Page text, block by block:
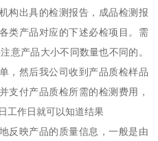
构出具的检测报告，成品检测报
类产品对应的下述必检项目。需
意产品大小不同数量也不同的。
，然后我公司收到产品质检样品
支付产品质检所需的检测费用，
工作日就可以知道结果
反映产品的质量信息，一般是由